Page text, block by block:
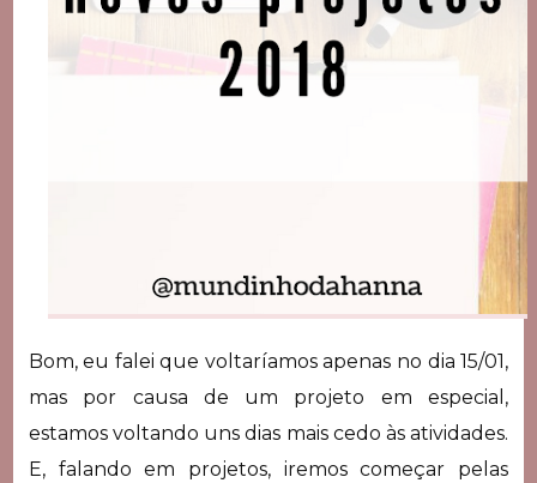
Bom, eu falei que voltaríamos apenas no dia 15/01,
mas por causa de um projeto em especial,
estamos voltando uns dias mais cedo às atividades.
E, falando em projetos, iremos começar pelas